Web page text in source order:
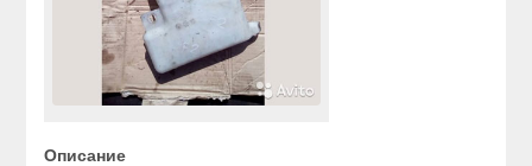
Описание